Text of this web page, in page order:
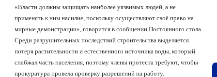
«Власти должны защищать наиболее уязвимых людей, а не
применять к ним насилие, поскольку осуществляют своё право на
мирные демонстрации», говорится в сообщении Постоянного стола.
Среди разрушительных последствий строительства выделяется
потеря растительности и естественного источника воды, который
снабжал часть населения, поэтому члены протеста требуют, чтобы
прокуратура провела проверку разрешений на работу.